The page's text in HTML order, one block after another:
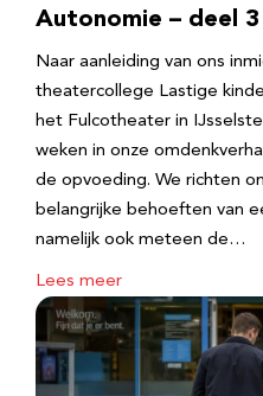
Autonomie – deel 3
Naar aanleiding van ons
theatercollege Lastige
het Fulcotheater in
weken in onze
de opvoeding. We richten
belangrijke behoeften van
namelijk ook meteen de…
Lees meer